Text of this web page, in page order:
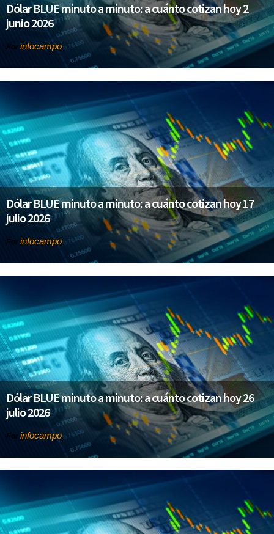
Dólar BLUE minuto a minuto: a cuánto cotizan hoy 2
junio 2026
Por infocampo
Dólar BLUE minuto a minuto: a cuánto cotizan hoy 17
julio 2026
Por infocampo
Dólar BLUE minuto a minuto: a cuánto cotizan hoy 26
julio 2026
Por infocampo